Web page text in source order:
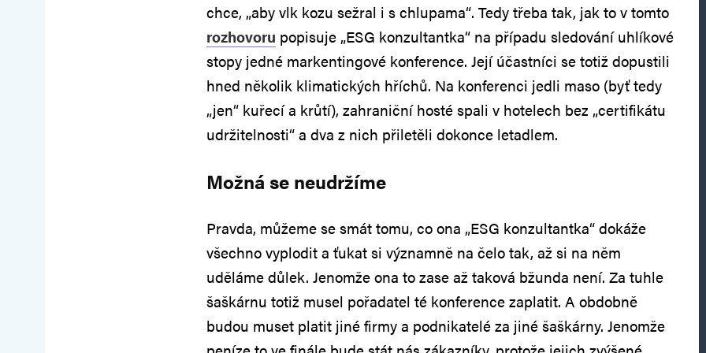
chce, „aby vlk kozu sežral i s chlupama“. Tedy třeba tak, jak to v tomto
rozhovoru popisuje „ESG konzultantka“ na případu sledování uhlíkové
stopy jedné markentingové konference. Její účastníci se totiž dopustili
hned několik klimatických hříchů. Na konferenci jedli maso (byť tedy
„jen“ kuřecí a krůtí), zahraniční hosté spali v hotelech bez „certifikátu
udržitelnosti“ a dva z nich přiletěli dokonce letadlem.
Možná se neudržíme
Pravda, můžeme se smát tomu, co ona „ESG konzultantka“ dokáže
všechno vyplodit a ťukat si významně na čelo tak, až si na něm
uděláme důlek. Jenomže ona to zase až taková bžunda není. Za tuhle
šaškárnu totiž musel pořadatel té konference zaplatit. A obdobně
budou muset platit jiné firmy a podnikatelé za jiné šaškárny. Jenomže